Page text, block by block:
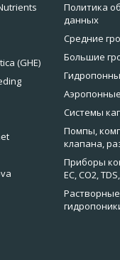
(GHE)
Политика
данных
Средние
Большие
Системы
Помпы,
клапана,
Приборы
EC, CO2,